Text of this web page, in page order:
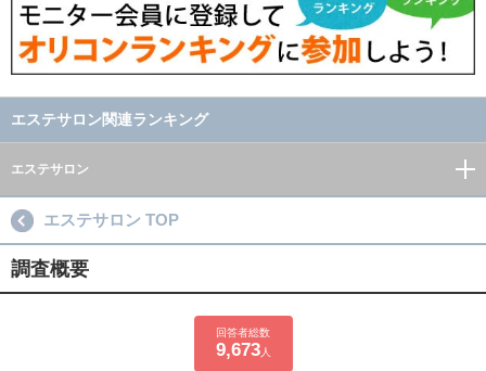
エステサロン関連ランキング
エステサロン
エステサロン TOP
調査概要
回答者総数
9,673人